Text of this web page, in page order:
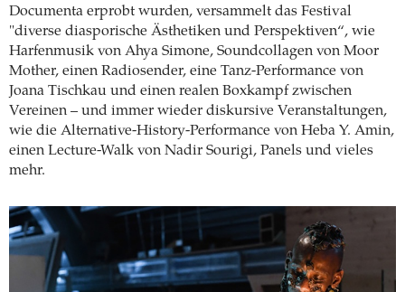
Documenta erprobt wurden, versammelt das Festival
"diverse diasporische Ästhetiken und Perspektiven“, wie
Harfenmusik von Ahya Simone, Soundcollagen von Moor
Mother, einen Radiosender, eine Tanz-Performance von
Joana Tischkau und einen realen Boxkampf zwischen
Vereinen – und immer wieder diskursive Veranstaltungen,
wie die Alternative-History-Performance von Heba Y. Amin,
einen Lecture-Walk von Nadir Sourigi, Panels und vieles
mehr.